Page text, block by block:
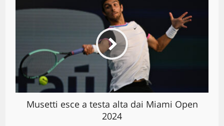
Musetti esce a testa alta dai Miami Open
2024